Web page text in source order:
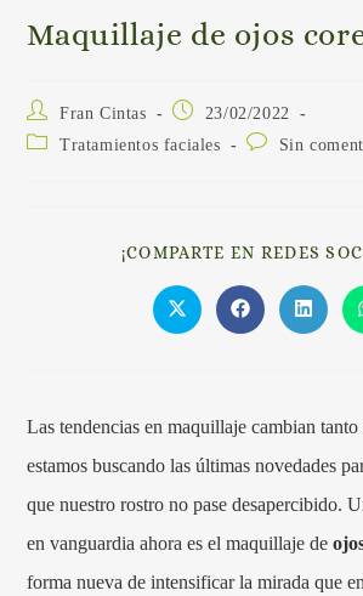
Maquillaje de ojos
Fran Cintas
23/02/2022
Tratamientos faciales
Sin
¡COMPARTE EN REDES
Las tendencias en maquillaje cambian tanto
estamos buscando las últimas novedades
que nuestro rostro no pase desapercibido.
en vanguardia ahora es el maquillaje de
forma nueva de intensificar la mirada que